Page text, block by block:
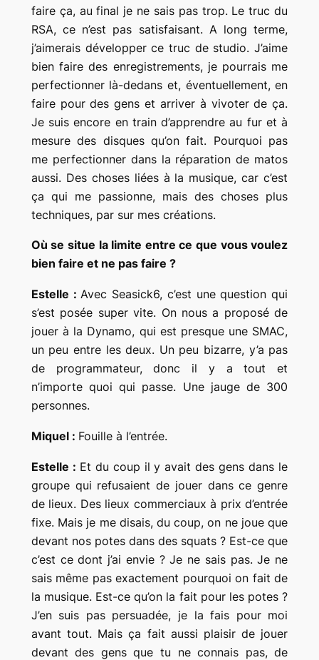
faire ça, au final je ne sais pas trop. Le truc du
RSA, ce n’est pas satisfaisant. A long terme,
j’aimerais développer ce truc de studio. J’aime
bien faire des enregistrements, je pourrais me
perfectionner là-dedans et, éventuellement, en
faire pour des gens et arriver à vivoter de ça.
Je suis encore en train d’apprendre au fur et à
mesure des disques qu’on fait. Pourquoi pas
me perfectionner dans la réparation de matos
aussi. Des choses liées à la musique, car c’est
ça qui me passionne, mais des choses plus
techniques, par sur mes créations.
Où se situe la limite entre ce que vous voulez
bien faire et ne pas faire ?
Estelle :Avec Seasick6, c’est une question qui
s’est posée super vite. On nous a proposé de
jouer à la Dynamo, qui est presque une SMAC,
un peu entre les deux. Un peu bizarre, y’a pas
de programmateur, donc il y a tout et
n’importe quoi qui passe. Une jauge de 300
personnes.
Miquel : Fouille à l’entrée.
Estelle : Et du coup il y avait des gens dans le
groupe qui refusaient de jouer dans ce genre
de lieux. Des lieux commerciaux à prix d’entrée
fixe. Mais je me disais, du coup, on ne joue que
devant nos potes dans des squats ? Est-ce que
c’est ce dont j’ai envie ? Je ne sais pas. Je ne
sais même pas exactement pourquoi on fait de
la musique. Est-ce qu’on la fait pour les potes ?
J’en suis pas persuadée, je la fais pour moi
avant tout. Mais ça fait aussi plaisir de jouer
devant des gens que tu ne connais pas, de